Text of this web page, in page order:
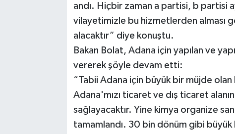
andı. Hiçbir zaman a partisi, b partisi
vilayetimizle bu hizmetlerden alması
alacaktır” diye konuştu.
Bakan Bolat, Adana için yapılan ve
vererek şöyle devam etti:
“Tabii Adana için büyük bir müjde
Adana'mızı ticaret ve dış ticaret
sağlayacaktır. Yine kimya organize
tamamlandı. 30 bin dönüm gibi